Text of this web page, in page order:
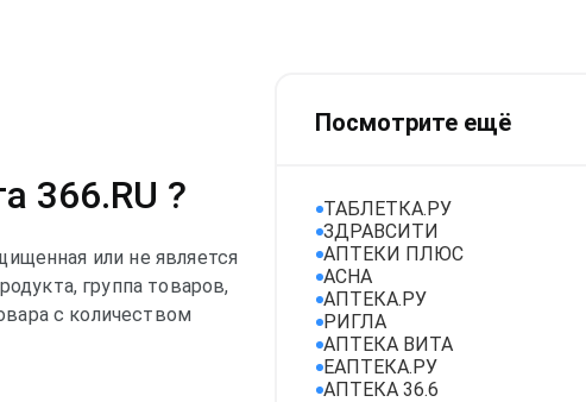
366.RU ?
или не является
группа товаров,
с количеством
Посмотрите ещё
ТАБЛЕТКА.РУ
ЗДРАВСИТИ
АПТЕКИ ПЛЮС
АСНА
АПТЕКА.РУ
РИГЛА
АПТЕКА ВИТА
ЕАПТЕКА.РУ
АПТЕКА 36.6